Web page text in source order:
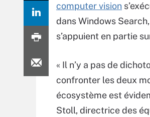
computer vision
dans Windows
s’appuient en partie
« Il n’y a pas de
confronter les deux
écosystème est
Stoll, directrice des